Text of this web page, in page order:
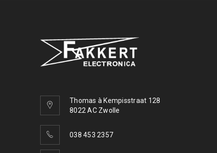
Thomas à Kempisstraat 128
8022 AC Zwolle
038 453 2357